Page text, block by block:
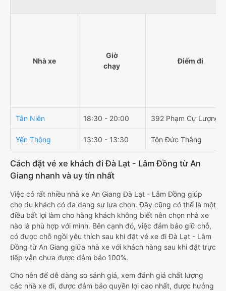
Nhà xe
Giờ
chạy
Điểm đi
Tân Niên 18:30 - 20:00 392 Phạm Cự Lượng
Yến Thông 13:30 - 13:30 Tôn Đức Thắng
Cách đặt vé xe khách đi Đà Lạt - Lâm Đồng từ An
Giang nhanh và uy tín nhất
Việc có rất nhiều nhà xe An Giang Đà Lạt - Lâm Đồng giúp
cho du khách có đa dạng sự lựa chọn. Đây cũng có thể là một
điều bất lợi làm cho hàng khách không biết nên chọn nhà xe
nào là phù hợp với mình. Bên cạnh đó, việc đảm bảo giữ chỗ,
có được chỗ ngồi yêu thích sau khi đặt vé xe đi Đà Lạt - Lâm
Đồng từ An Giang giữa nhà xe với khách hàng sau khi đặt trực
tiếp vẫn chưa được đảm bảo 100%.
Cho nên để dễ dàng so sánh giá, xem đánh giá chất lượng
các nhà xe đi, được đảm bảo quyền lợi cao nhất, được hưởng